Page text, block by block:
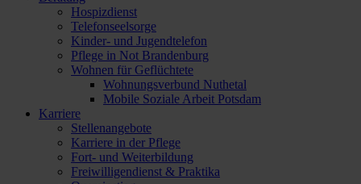
Hospizdienst
Telefonseelsorge
Kinder- und Jugendtelefon
Pflege in Not Brandenburg
Wohnen für Geflüchtete
Wohnungsverbund Nuthetal
Mobile Soziale Arbeit Potsdam
Karriere
Stellenangebote
Karriere in der Pflege
Fort- und Weiterbildung
Freiwilligendienst & Praktika